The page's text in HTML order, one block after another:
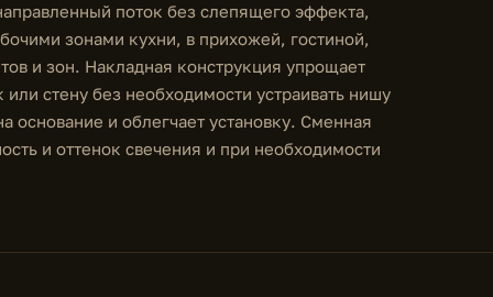
поток без слепящего эффекта,
зонами кухни, в прихожей, гостиной,
и зон. Накладная конструкция упрощает
стену без необходимости устраивать нишу
основание и облегчает установку. Сменная
и оттенок свечения и при необходимости